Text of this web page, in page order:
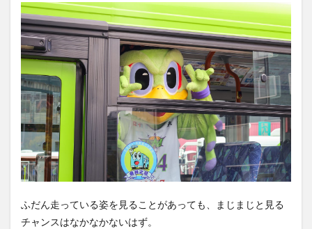
ふだん走っている姿を見ることがあっても、まじまじと見る
チャンスはなかなかないはず。